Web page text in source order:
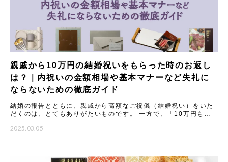
親戚から10万円の結婚祝いをもらった時のお返し
は？｜内祝いの金額相場や基本マナーなど失礼に
ならないための徹底ガイド
結婚の報告とともに、親戚から高額なご祝儀（結婚祝い）をいた
だくのは、とてもありがたいものです。 一方で、「10万円もの
にな
2025.03.05